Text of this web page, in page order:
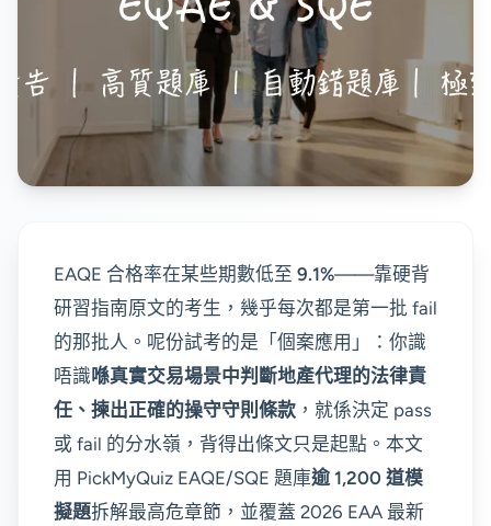
EAQE 合格率在某些期數低至 9.1%——靠硬背
研習指南原文的考生，幾乎每次都是第一批 fail
的那批人。呢份試考的是「個案應用」：你識
唔識喺真實交易場景中判斷地產代理的法律責
任、揀出正確的操守守則條款 ，就係決定 pass
或 fail 的分水嶺，背得出條文只是起點。本文
用 PickMyQuiz EAQE/SQE 題庫逾 1,200 道模
擬題拆解最高危章節，並覆蓋 2026 EAA 最新